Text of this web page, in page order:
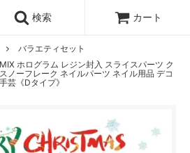
検索 カート
バラエティセット
ホログラム レジン封入 スライスパーツ ク
ノーフレーク ネイルパーツ ネイル用品 デコ
芸《Dタイプ》